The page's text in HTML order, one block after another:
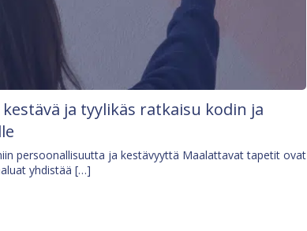
ja tyylikäs ratkaisu kodin ja
persoonallisuutta ja kestävyyttä Maalattavat tapetit ovat
yhdistää […]